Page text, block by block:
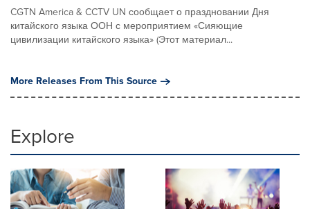
CGTN America & CCTV UN сообщает о праздновании Дня
китайского языка ООН с мероприятием «Сияющие
цивилизации китайского языка» (Этот материал...
More Releases From This Source
Explore